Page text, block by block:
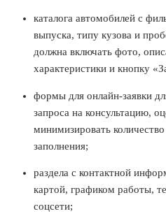
каталога автомобилей с
выпуска, типу кузова и
должна включать фото,
характеристики и кнопку
формы для онлайн-заявки
запроса на консультацию,
минимизировать
заполнения;
раздела с контактной
картой, графиком работы,
соцсети;